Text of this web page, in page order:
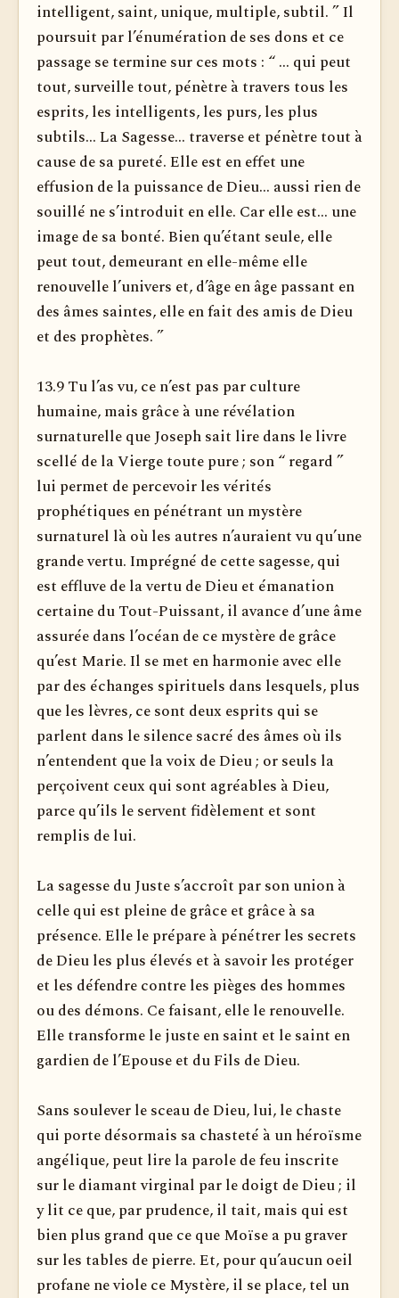
intelligent, saint, unique, multiple, subtil. ” Il
poursuit par l’énumération de ses dons et ce
passage se termine sur ces mots : “ ... qui peut
tout, surveille tout, pénètre à travers tous les
esprits, les intelligents, les purs, les plus
subtils... La Sagesse... traverse et pénètre tout à
cause de sa pureté. Elle est en effet une
effusion de la puissance de Dieu... aussi rien de
souillé ne s’introduit en elle. Car elle est... une
image de sa bonté. Bien qu’étant seule, elle
peut tout, demeurant en elle-même elle
renouvelle l’univers et, d’âge en âge passant en
des âmes saintes, elle en fait des amis de Dieu
et des prophètes. ”
13.9 Tu l’as vu, ce n’est pas par culture
humaine, mais grâce à une révélation
surnaturelle que Joseph sait lire dans le livre
scellé de la Vierge toute pure ; son “ regard ”
lui permet de percevoir les vérités
prophétiques en pénétrant un mystère
surnaturel là où les autres n’auraient vu qu’une
grande vertu. Imprégné de cette sagesse, qui
est effluve de la vertu de Dieu et émanation
certaine du Tout-Puissant, il avance d’une âme
assurée dans l’océan de ce mystère de grâce
qu’est Marie. Il se met en harmonie avec elle
par des échanges spirituels dans lesquels, plus
que les lèvres, ce sont deux esprits qui se
parlent dans le silence sacré des âmes où ils
n’entendent que la voix de Dieu ; or seuls la
perçoivent ceux qui sont agréables à Dieu,
parce qu’ils le servent fidèlement et sont
remplis de lui.
La sagesse du Juste s’accroît par son union à
celle qui est pleine de grâce et grâce à sa
présence. Elle le prépare à pénétrer les secrets
de Dieu les plus élevés et à savoir les protéger
et les défendre contre les pièges des hommes
ou des démons. Ce faisant, elle le renouvelle.
Elle transforme le juste en saint et le saint en
gardien de l’Epouse et du Fils de Dieu.
Sans soulever le sceau de Dieu, lui, le chaste
qui porte désormais sa chasteté à un héroïsme
angélique, peut lire la parole de feu inscrite
sur le diamant virginal par le doigt de Dieu ; il
y lit ce que, par prudence, il tait, mais qui est
bien plus grand que ce que Moïse a pu graver
sur les tables de pierre. Et, pour qu’aucun oeil
profane ne viole ce Mystère, il se place, tel un